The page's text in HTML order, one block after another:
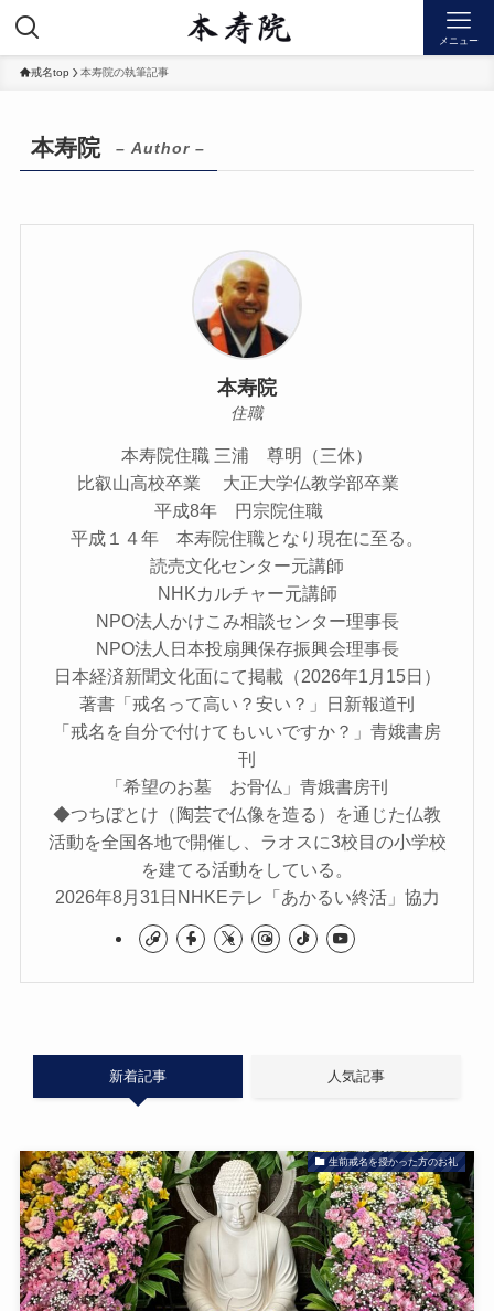
メニュー
戒名top 本寿院の執筆記事
本寿院 – Author –
本寿院
住職
本寿院住職 三浦 尊明（三休）
比叡山高校卒業 大正大学仏教学部卒業
平成8年 円宗院住職
平成１４年 本寿院住職となり現在に至る。
読売文化センター元講師
NHKカルチャー元講師
NPO法人かけこみ相談センター理事長
NPO法人日本投扇興保存振興会理事長
日本経済新聞文化面にて掲載（2026年1月15日）
著書「戒名って高い？安い？」日新報道刊
「戒名を自分で付けてもいいですか？」青娥書房
刊
「希望のお墓 お骨仏」青娥書房刊
◆つちぼとけ（陶芸で仏像を造る）を通じた仏教
活動を全国各地で開催し、ラオスに3校目の小学校
を建てる活動をしている。
2026年8月31日NHKEテレ「あかるい終活」協力
新着記事 人気記事
生前戒名を授かった方のお礼